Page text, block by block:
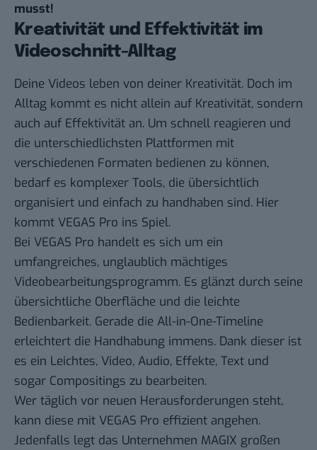
musst!
Kreativität und Effektivität im
Videoschnitt-Alltag
Deine Videos leben von deiner Kreativität. Doch im
Alltag kommt es nicht allein auf Kreativität, sondern
auch auf Effektivität an. Um schnell reagieren und
die unterschiedlichsten Plattformen mit
verschiedenen Formaten bedienen zu können,
bedarf es komplexer Tools, die übersichtlich
organisiert und einfach zu handhaben sind. Hier
kommt VEGAS Pro ins Spiel.
Bei VEGAS Pro handelt es sich um ein
umfangreiches, unglaublich mächtiges
Videobearbeitungsprogramm. Es glänzt durch seine
übersichtliche Oberfläche und die leichte
Bedienbarkeit. Gerade die All-in-One-Timeline
erleichtert die Handhabung immens. Dank dieser ist
es ein Leichtes, Video, Audio, Effekte, Text und
sogar Compositings zu bearbeiten.
Wer täglich vor neuen Herausforderungen steht,
kann diese mit VEGAS Pro effizient angehen.
Jedenfalls legt das Unternehmen MAGIX großen